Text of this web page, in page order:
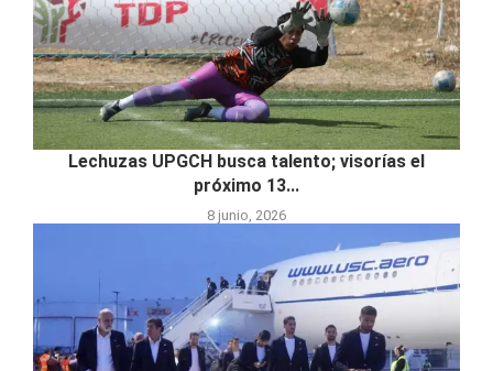
Lechuzas UPGCH busca talento; visorías el
próximo 13...
8 junio, 2026